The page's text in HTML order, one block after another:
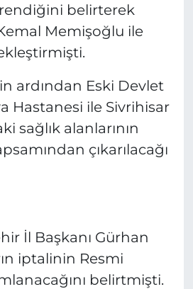
belirterek
Memişoğlu ile
ardından Eski Devlet
Hastanesi ile Sivrihisar
sağlık alanlarının
çıkarılacağı
İl Başkanı Gürhan
iptalinin Resmi
belirtmişti.